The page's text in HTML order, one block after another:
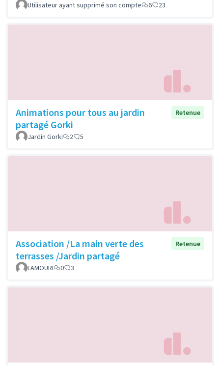
Utilisateur ayant supprimé son compte 6 23
Animations pour tous au jardin
partagé Gorki
Retenue
Jardin Gorki 2 5
Association /La main verte des
terrasses /Jardin partagé
Retenue
LAMOURI 0 3